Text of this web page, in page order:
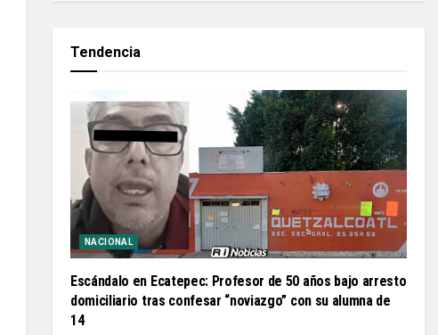
Tendencia
NACIONAL
Escándalo en Ecatepec: Profesor de 50 años bajo arresto
domiciliario tras confesar “noviazgo” con su alumna de
14